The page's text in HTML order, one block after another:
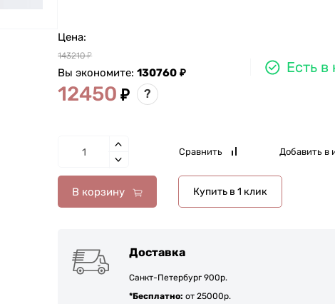
Цена:
143210 ₽
Вы экономите:130760 ₽
12450 ₽ ?
Есть в
В корзину Купить в 1 клик
Сравнить Добавить в
Доставка
Санкт-Петербург 900р.
*Бесплатно:от 25000р.